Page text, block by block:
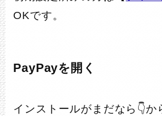
OKです。
PayPayを開く
インストールがまだなら👇か